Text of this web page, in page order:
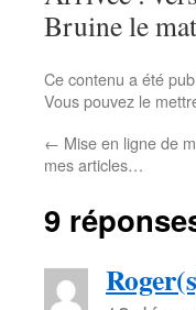
Bruine le
Ce contenu a été
Vous pouvez le
← Mise en ligne de
mes articles…
9